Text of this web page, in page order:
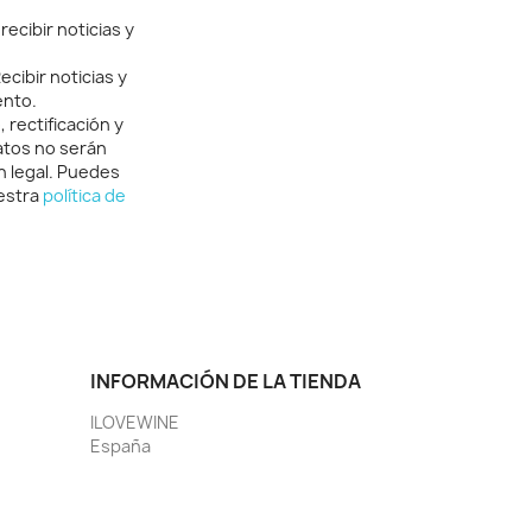
noticias y
noticias y
rectificación y
no serán
legal. Puedes
política de
INFORMACIÓN DE LA TIENDA
ILOVEWINE
España